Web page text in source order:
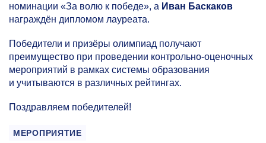
номинации «За волю к победе», а Иван Баскаков
награждён дипломом лауреата.
Победители и призёры олимпиад получают
преимущество при проведении контрольно-оценочных
мероприятий в рамках системы образования
и учитываются в различных рейтингах.
Поздравляем победителей!
МЕРОПРИЯТИЕ